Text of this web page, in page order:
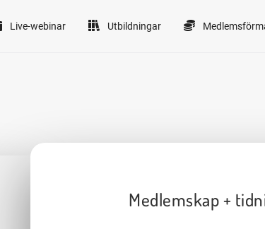
Live-webinar Utbildningar
Medlemskap +